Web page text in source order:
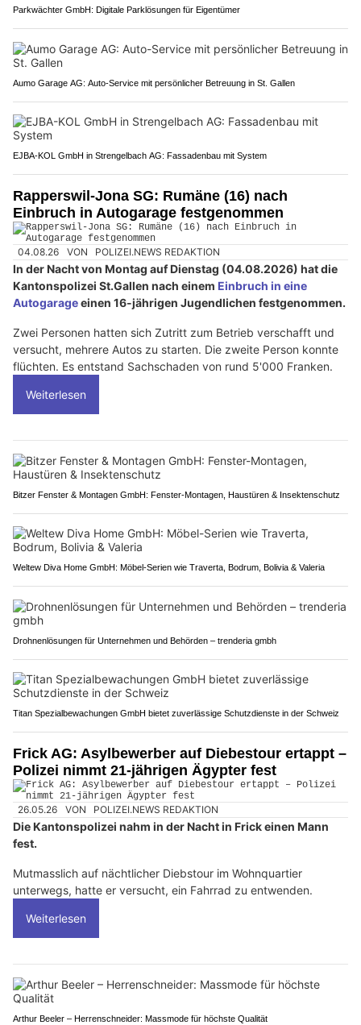
Parkwächter GmbH: Digitale Parklösungen für Eigentümer
Aumo Garage AG: Auto-Service mit persönlicher Betreuung in St. Gallen
EJBA-KOL GmbH in Strengelbach AG: Fassadenbau mit System
Rapperswil-Jona SG: Rumäne (16) nach
Einbruch in Autogarage festgenommen
04.08.26 VON POLIZEI.NEWS REDAKTION
In der Nacht von Montag auf Dienstag (04.08.2026) hat die
Kantonspolizei St.Gallen nach einem Einbruch in eine
Autogarageeinen 16-jährigen Jugendlichen festgenommen.
Zwei Personen hatten sich Zutritt zum Betrieb verschafft und
versucht, mehrere Autos zu starten. Die zweite Person konnte
flüchten. Es entstand Sachschaden von rund 5'000 Franken.
Weiterlesen
Bitzer Fenster & Montagen GmbH: Fenster-Montagen, Haustüren & Insektenschutz
Weltew Diva Home GmbH: Möbel-Serien wie Traverta, Bodrum, Bolivia & Valeria
Drohnenlösungen für Unternehmen und Behörden – trenderia gmbh
Titan Spezialbewachungen GmbH bietet zuverlässige Schutzdienste in der Schweiz
Frick AG: Asylbewerber auf Diebestour ertappt –
Polizei nimmt 21-jährigen Ägypter fest
26.05.26 VON POLIZEI.NEWS REDAKTION
Die Kantonspolizei nahm in der Nacht in Frick einen Mann
fest.
Mutmasslich auf nächtlicher Diebstour im Wohnquartier
unterwegs, hatte er versucht, ein Fahrrad zu entwenden.
Weiterlesen
Arthur Beeler – Herrenschneider: Massmode für höchste Qualität